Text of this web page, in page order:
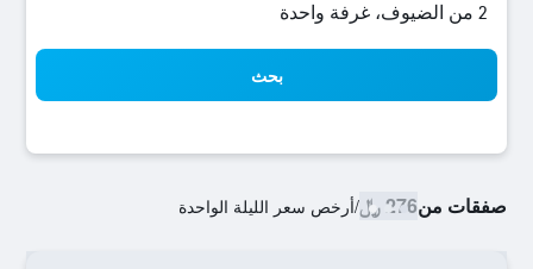
2 من الضيوف، غرفة واحدة
بحث
صفقات من276 ﷼ /أرخص سعر الليلة الواحدة